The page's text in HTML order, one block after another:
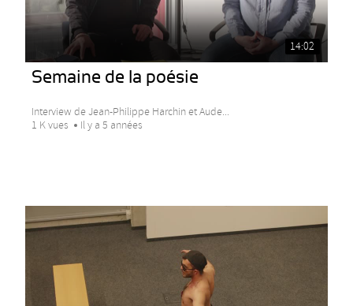
14:02
Semaine de la poésie
Interview de Jean-Philippe Harchin et Aude...
1 K vues
Il y a 5 années